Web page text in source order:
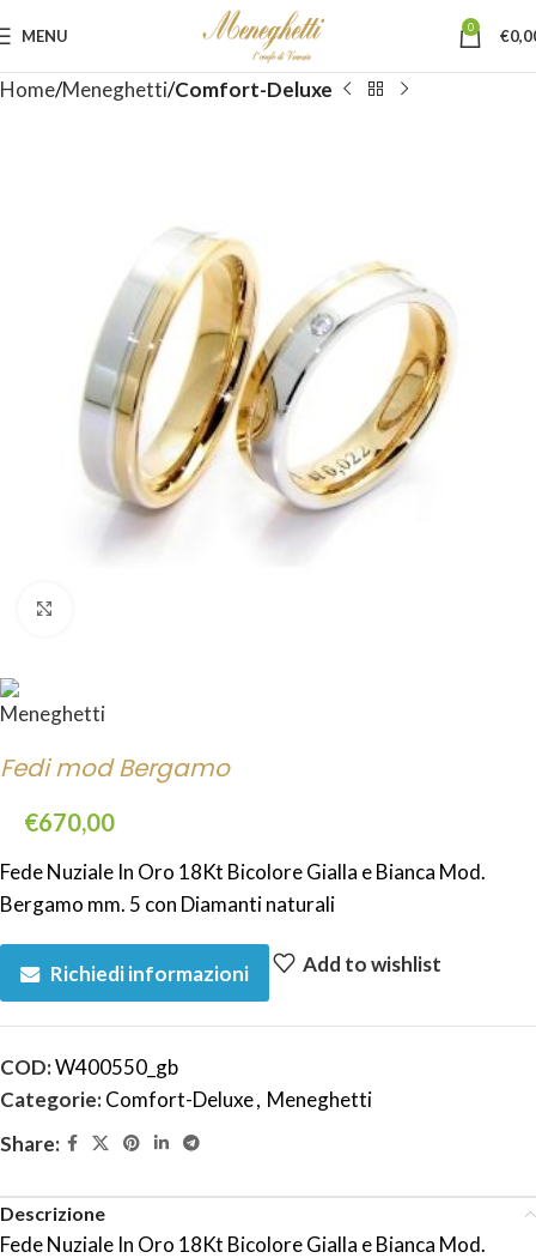
MENU 0 €
Home Meneghetti Comfort-Deluxe
Fedi mod Bergamo
€670,00
Fede Nuziale In Oro 18Kt Bicolore Gialla e Bianca Mod.
Bergamo mm. 5 con Diamanti naturali
Richiedi informazioni Add to wishlist
COD:W400550_gb
Categorie:Comfort-Deluxe, Meneghetti
Share:
Descrizione
Fede Nuziale In Oro 18Kt Bicolore Gialla e Bianca Mod.